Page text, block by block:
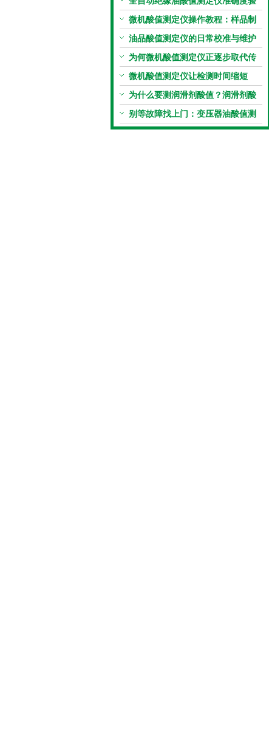
证：标准物质标定步骤
微机酸值测定仪操作教程：样品制
备、参数设置与结果解读
油品酸值测定仪的日常校准与维护
流程
为何微机酸值测定仪正逐步取代传
统手动滴定法？
微机酸值测定仪让检测时间缩短
50%
为什么要测润滑剂酸值？润滑剂酸
值测定法告诉你答案
别等故障找上门：变压器油酸值测
试仪的预警功能